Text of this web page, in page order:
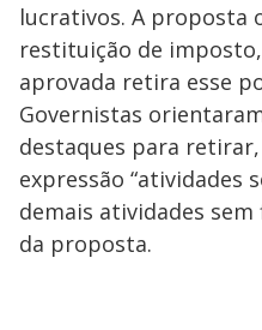
lucrativos. A proposta
restituição de
aprovada retira esse
Governistas
destaques para
expressão “atividades
demais atividades
da proposta.